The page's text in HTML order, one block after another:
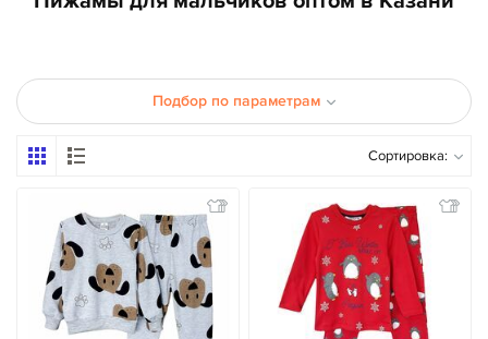
Подбор по параметрам
Сортировка: